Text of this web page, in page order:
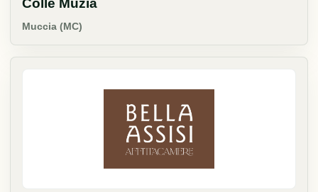
Colle Muzia
Muccia (MC)